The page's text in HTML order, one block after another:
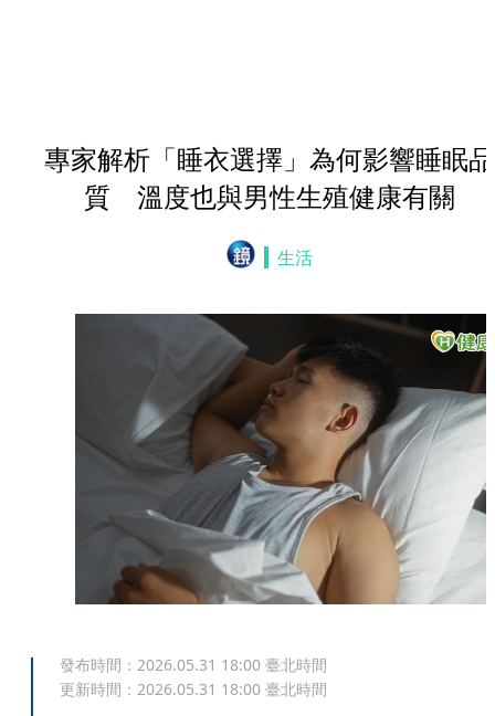
專家解析「睡衣選擇」為何影響睡眠品
質 溫度也與男性生殖健康有關
生活
發布時間： 2026.05.31 18:00 臺北時間
更新時間： 2026.05.31 18:00 臺北時間